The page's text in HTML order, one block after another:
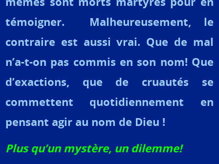
témoigner. Malheureusement, le
contraire est aussi vrai. Que de mal
n’a-t-on pas commis en son nom! Que
d’exactions, que de cruautés se
commettent quotidiennement en
pensant agir au nom de Dieu !
Plus qu’un mystère, un dilemme!